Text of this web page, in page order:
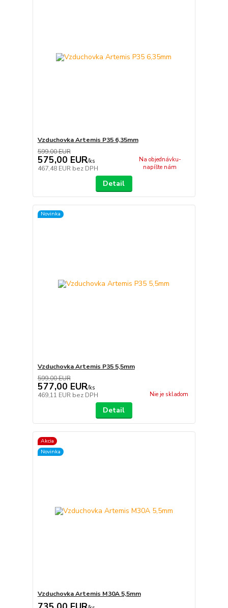
Vzduchovka Artemis P35 6,35mm
599,00 EUR
575,00 EUR/ks
467,48 EUR bez DPH
Na objednávku-
napíšte nám
Detail
Novinka
Vzduchovka Artemis P35 5,5mm
599,00 EUR
577,00 EUR/ks
469,11 EUR bez DPH Nie je skladom
Detail
Akcia
Novinka
Vzduchovka Artemis M30A 5,5mm